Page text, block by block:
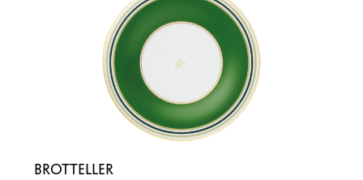
BROTTELLER